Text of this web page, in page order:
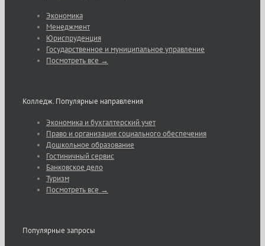
Экономика
Менеджмент
Юриспруденция
Государственное и муниципальное управление
Посмотреть все →
Колледж. Популярные направления
Экономика и бухгалтерский учет
Право и организация социального обеспечения
Дошкольное образование
Гостиничный сервис
Банковское дело
Туризм
Посмотреть все →
Популярные запросы